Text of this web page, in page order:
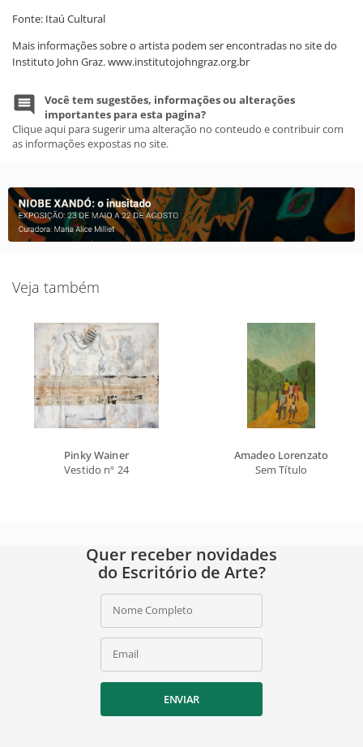
Fonte: Itaú Cultural
Mais informações sobre o artista podem ser encontradas no site do
Instituto John Graz. www.institutojohngraz.org.br
Você tem sugestões, informações ou alterações
importantes para esta pagina?
Clique aqui para sugerir uma alteração no conteudo e contribuir com
as informações expostas no site.
Veja também
Pinky Wainer
Vestido nº 24
Amadeo Lorenzato
Sem Título
Quer receber novidades
do Escritório de Arte?
Nome Completo
Email
ENVIAR